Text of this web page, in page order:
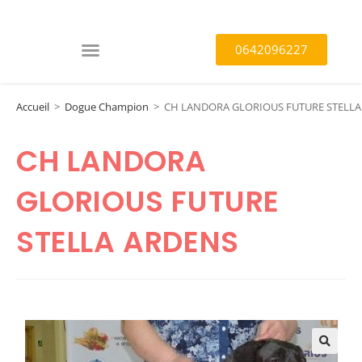
0642096227
Accueil > Dogue Champion > CH LANDORA GLORIOUS FUTURE
CH LANDORA
GLORIOUS FUTURE
STELLA ARDENS